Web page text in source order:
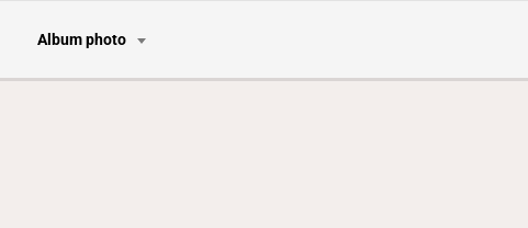
Album photo